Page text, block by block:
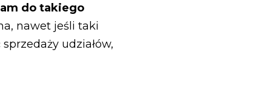
do takiego
nawet jeśli taki
udziałów,